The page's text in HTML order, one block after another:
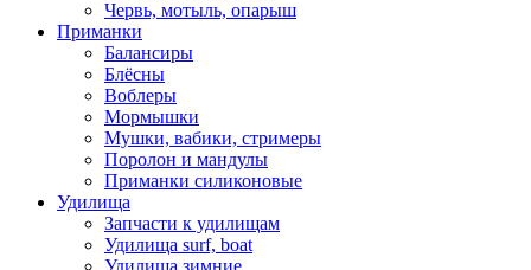
Червь, мотыль, опарыш
Приманки
Балансиры
Блёсны
Воблеры
Мормышки
Мушки, вабики, стримеры
Поролон и мандулы
Приманки силиконовые
Удилища
Запчасти к удилищам
Удилища surf, boat
Удилища зимние